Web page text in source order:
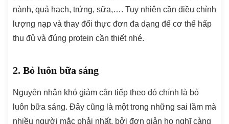
nành, quả hạch, trứng, sữa,…. Tuy nhiên cần điều chỉnh
lượng nạp và thay đổi thực đơn đa dạng để cơ thể hấp
thu đủ và đúng protein cần thiết nhé.
2. Bỏ luôn bữa sáng
Nguyên nhân khó giảm cân tiếp theo đó chính là bỏ
luôn bữa sáng. Đây cũng là một trong những sai lầm mà
nhiều người mắc phải nhất, bởi đơn giản họ nghĩ càng